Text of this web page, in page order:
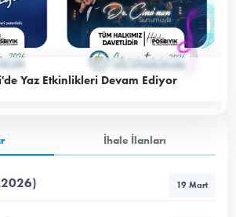
Yaz Etkinlikleri Devam Ediyor
İhale İlanları
19 Mart